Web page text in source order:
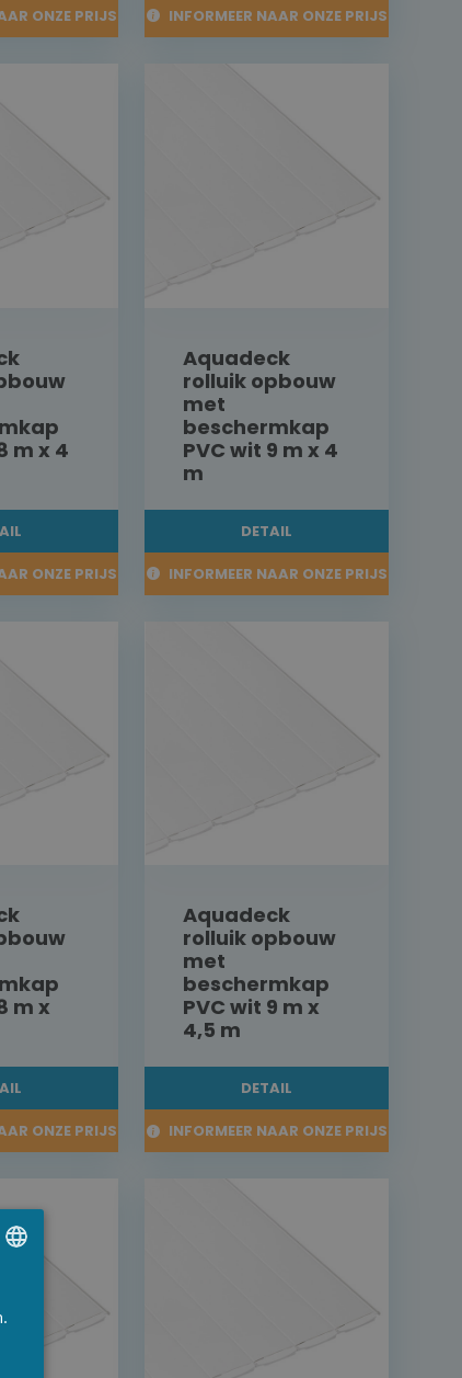
ONZE PRIJS INFORMEER NAAR ONZE PRIJS
m x 4
ONZE PRIJS
Aquadeck
rolluik opbouw
met
beschermkap
PVC wit 9 m x 4
m
DETAIL
INFORMEER NAAR ONZE PRIJS
m x
ONZE PRIJS
Aquadeck
rolluik opbouw
met
beschermkap
PVC wit 9 m x
4,5 m
DETAIL
INFORMEER NAAR ONZE PRIJS